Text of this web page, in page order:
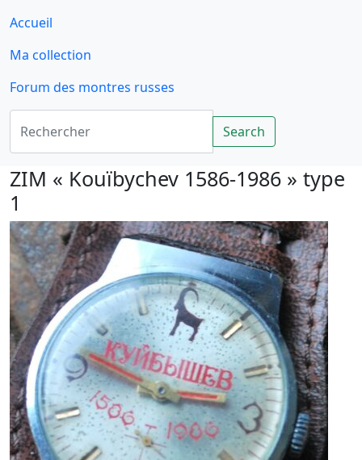
Accueil
Ma collection
Forum des montres russes
Rechercher
Search
ZIM « Kouïbychev 1586-1986 » type
1